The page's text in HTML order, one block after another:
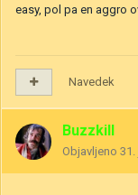
easy, pol pa en aggro
Navedek
Buzzkill
Objavljeno 31.